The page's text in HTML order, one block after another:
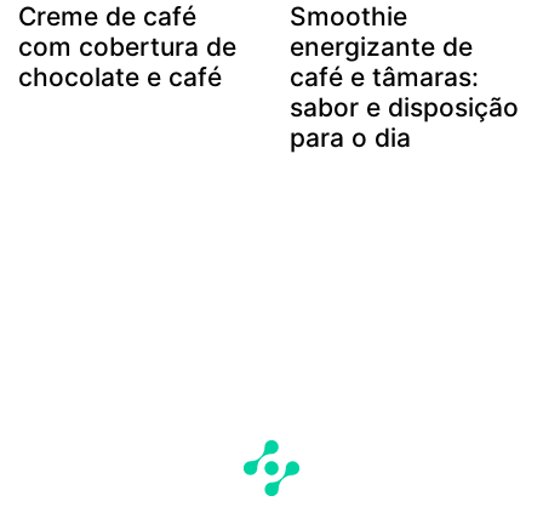
Creme de café
com cobertura de
chocolate e café
Smoothie
energizante de
café e tâmaras:
sabor e disposição
para o dia